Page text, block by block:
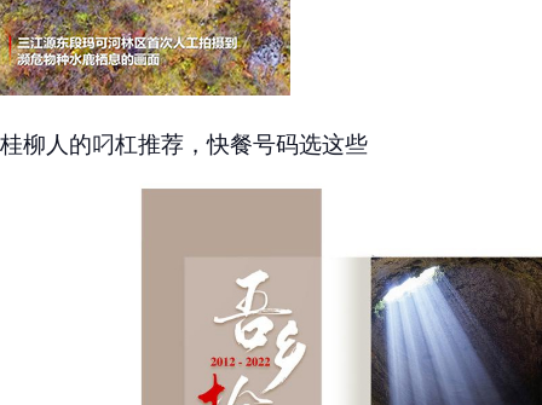
桂柳人的叼杠推荐，快餐号码选这些